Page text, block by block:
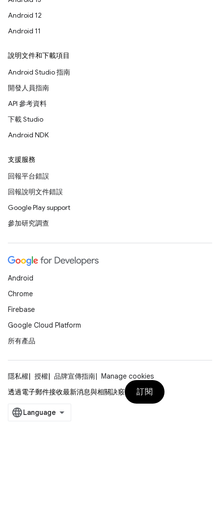
Android 12
Android 11
說明文件和下載項目
Android Studio 指南
開發人員指南
API 參考資料
下載 Studio
Android NDK
支援服務
回報平台錯誤
回報說明文件錯誤
Google Play support
參加研究調查
Android
Chrome
Firebase
Google Cloud Platform
所有產品
隱私權 授權 品牌宣傳指南
Manage cookies
透過電子郵件接收最新消息與相關訣竅
訂閱